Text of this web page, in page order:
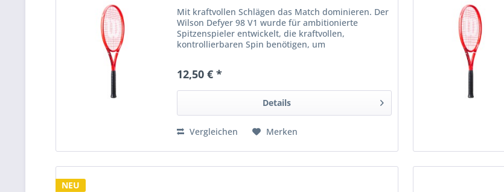
Mit kraftvollen Schlägen das Match dominieren. Der
Wilson Defyer 98 V1 wurde für ambitionierte
Spitzenspieler entwickelt, die kraftvollen,
kontrollierbaren Spin benötigen, um
12,50 € *
Details
Vergleichen Merken
NEU